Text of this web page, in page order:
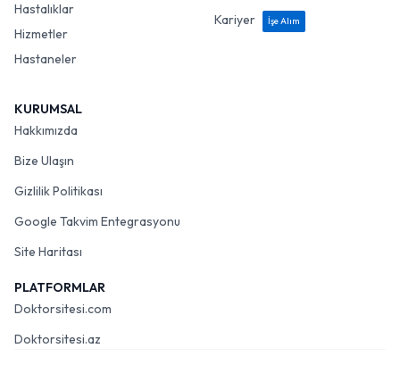
Hastalıklar
Hizmetler
Hastaneler
Kariyer
İşe Alım
KURUMSAL
Hakkımızda
Bize Ulaşın
Gizlilik Politikası
Google Takvim Entegrasyonu
Site Haritası
PLATFORMLAR
Doktorsitesi.com
Doktorsitesi.az